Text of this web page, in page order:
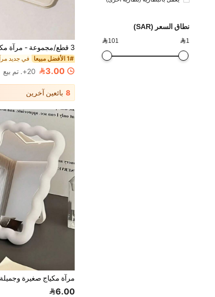
نطاق السعر (SAR)
101 1
1# الأفضل مبيعا في جديد
3.00 20+. تم بيع
8 بائعين آخرين
6.00